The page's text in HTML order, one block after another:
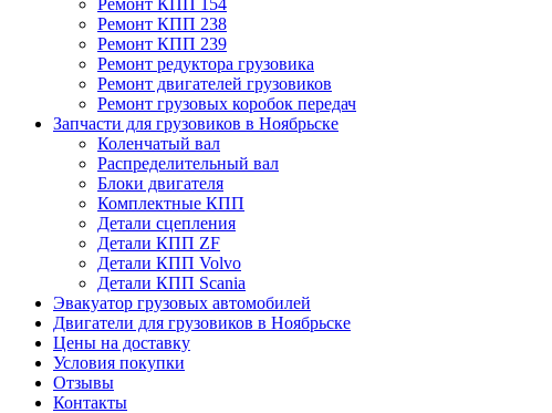
Ремонт КПП 154
Ремонт КПП 238
Ремонт КПП 239
Ремонт редуктора грузовика
Ремонт двигателей грузовиков
Ремонт грузовых коробок передач
Запчасти для грузовиков в Ноябрьске
Коленчатый вал
Распределительный вал
Блоки двигателя
Комплектные КПП
Детали сцепления
Детали КПП ZF
Детали КПП Volvo
Детали КПП Scania
Эвакуатор грузовых автомобилей
Двигатели для грузовиков в Ноябрьске
Цены на доставку
Условия покупки
Отзывы
Контакты